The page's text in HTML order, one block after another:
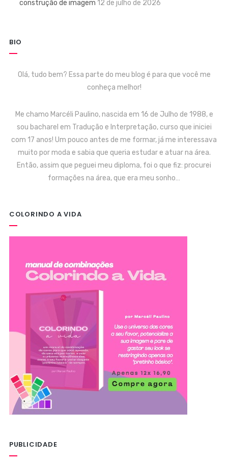
construção de imagem 12 de julho de 2026
BIO
Olá, tudo bem? Essa parte do meu blog é para que você me
conheça melhor!
Me chamo Marcéli Paulino, nascida em 16 de Julho de 1988, e
sou bacharel em Tradução e Interpretação, curso que iniciei
com 17 anos! Um pouco antes de me formar, já me interessava
muito por moda e sabia que queria estudar e atuar na área.
Então, assim que peguei meu diploma, foi o que fiz: procurei
formações na área, que era meu sonho…
COLORINDO A VIDA
PUBLICIDADE